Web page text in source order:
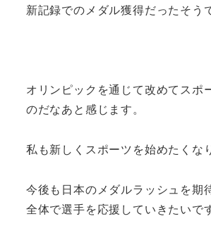
新記録でのメダル獲得だったそう
オリンピックを通じて改めてスポ
のだなあと感じます。
私も新しくスポーツを始めたくな
今後も日本のメダルラッシュを期
全体で選手を応援していきたいで